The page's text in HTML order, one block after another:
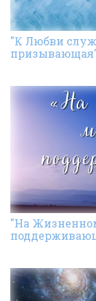
"К Любви
"На